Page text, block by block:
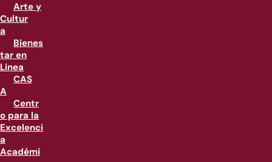
Arte y
Cultur
a
Bienes
tar en
Linea
CAS
A
Centr
o para la
Excelenci
a
Académi